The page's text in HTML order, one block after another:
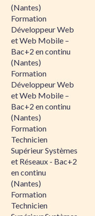
(Nantes)
Formation
Développeur Web
et Web Mobile –
Bac+2 en continu
(Nantes)
Formation
Développeur Web
et Web Mobile –
Bac+2 en continu
(Nantes)
Formation
Technicien
Supérieur Systèmes
et Réseaux - Bac+2
en continu
(Nantes)
Formation
Technicien